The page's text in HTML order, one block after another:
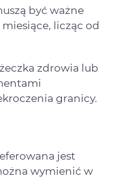
być ważne
licząc od
zdrowia lub
granicy.
jest
wymienić w